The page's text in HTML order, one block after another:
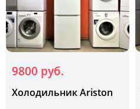
9800 руб.
Холодильник Ariston